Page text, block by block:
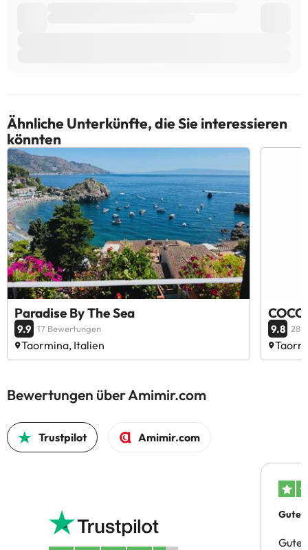
Ähnliche Unterkünfte, die Sie interessieren
könnten
Paradise By The Sea
9.9 17 Bewertungen
Taormina, Italien
9.8 28
Bewertungen über Amimir.com
Trustpilot Amimir.com
Gutes
Gute